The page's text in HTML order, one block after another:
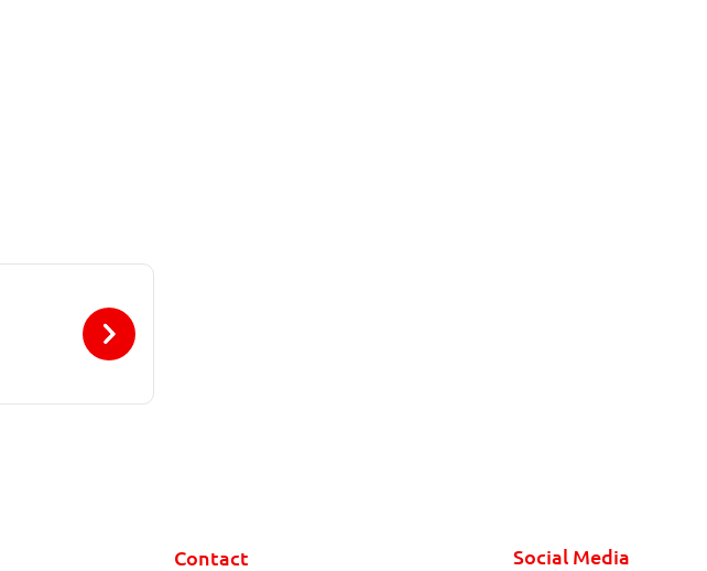
Contact Social Media